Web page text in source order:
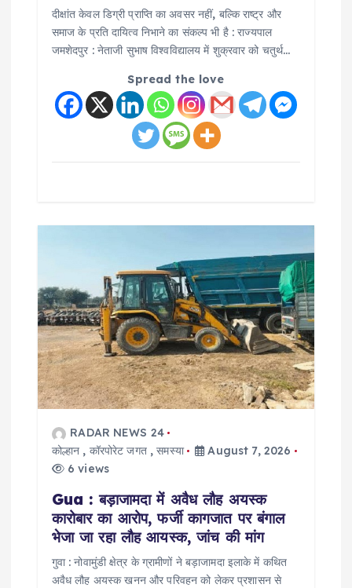
दीक्षांत केवल डिग्री प्राप्ति का अवसर नहीं, बल्कि राष्ट्र और
समाज के प्रति दायित्व निभाने का संकल्प भी है : राज्यपाल
जमशेदपुर : नेताजी सुभाष विश्वविद्यालय में शुक्रवार को चतुर्थ…
Spread the love
RADAR NEWS 24
कोल्हान , कॉरपोरेट जगत,समस्या
August 7, 2026
6 views
Gua : बड़ाजामदा में अवैध लौह अयस्क
कारोबार का आरोप, फर्जी कागजात पर बंगाल
भेजा जा रहा लौह आयस्क, जांच की मांग
गुवा : नोवामुंडी क्षेत्र के ग्रामीणों ने बड़ाजामदा इलाके में कथित
अवैध लौह अयस्क खनन और परिवहन को लेकर प्रशासन से